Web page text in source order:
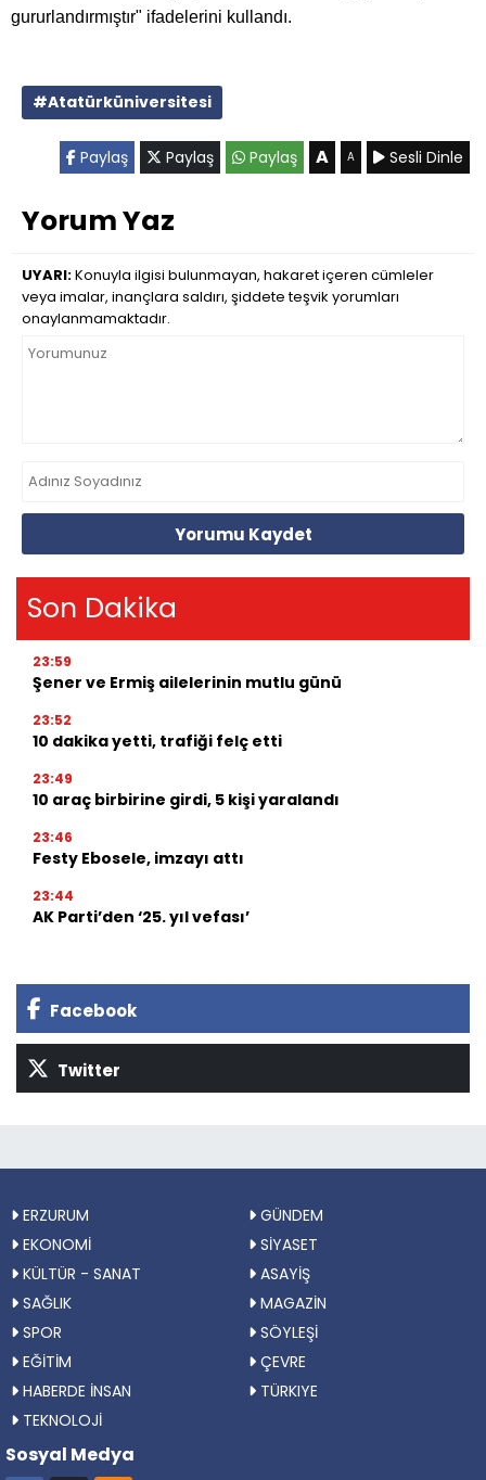
gururlandırmıştır" ifadelerini kullandı.
#Atatürküniversitesi
Paylaş Paylaş Paylaş A A Sesli Dinle
Yorum Yaz
UYARI:Konuyla ilgisi bulunmayan, hakaret içeren cümleler
veya imalar, inançlara saldırı, şiddete teşvik yorumları
onaylanmamaktadır.
Yorumu Kaydet
Son Dakika
23:59
Şener ve Ermiş ailelerinin mutlu günü
23:52
10 dakika yetti, trafiği felç etti
23:49
10 araç birbirine girdi, 5 kişi yaralandı
23:46
Festy Ebosele, imzayı attı
23:44
AK Parti’den ‘25. yıl vefası’
Facebook
Twitter
ERZURUM
GÜNDEM
EKONOMİ
SİYASET
KÜLTÜR - SANAT
ASAYİŞ
SAĞLIK
MAGAZİN
SPOR
SÖYLEŞİ
EĞİTİM
ÇEVRE
HABERDE İNSAN
TÜRKIYE
TEKNOLOJİ
Sosyal Medya